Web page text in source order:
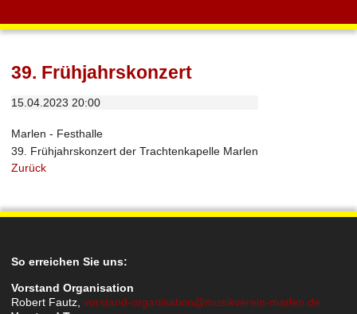
39. Frühjahrskonzert
15.04.2023 20:00
Marlen - Festhalle
39. Frühjahrskonzert der Trachtenkapelle Marlen
Zurück
So erreichen Sie uns:
Vorstand Organisation
Robert Fautz, vorstand-organisation@musikverein-marlen.de